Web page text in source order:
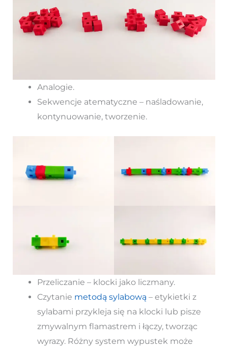
Analogie.
Sekwencje atematyczne – naśladowanie,
kontynuowanie, tworzenie.
Przeliczanie – klocki jako liczmany.
Czytanie metodą sylabową – etykietki z
sylabami przykleja się na klocki lub pisze
zmywalnym flamastrem i łączy, tworząc
wyrazy. Różny system wypustek może